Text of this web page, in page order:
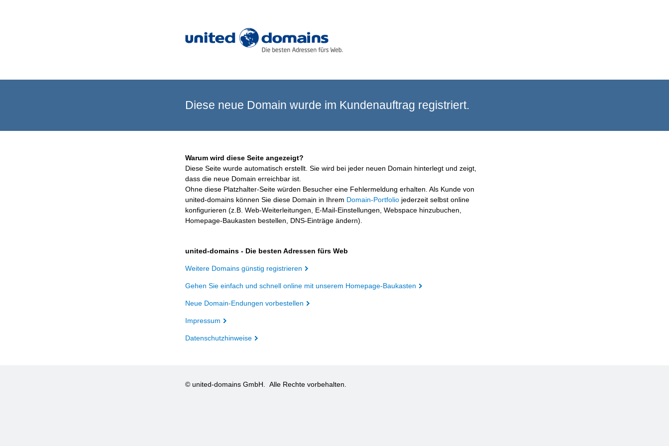
Diese neue Domain wurde im Kundenauftrag registriert.
Warum wird diese Seite angezeigt?
Diese Seite wurde automatisch erstellt. Sie wird bei jeder neuen Domain hinterlegt und zeigt,
dass die neue Domain erreichbar ist.
Ohne diese Platzhalter-Seite würden Besucher eine Fehlermeldung erhalten. Als Kunde von
united-domains können Sie diese Domain in Ihrem Domain-Portfolio jederzeit selbst online
konfigurieren (z.B. Web-Weiterleitungen, E-Mail-Einstellungen, Webspace hinzubuchen,
Homepage-Baukasten bestellen, DNS-Einträge ändern).
united-domains - Die besten Adressen fürs Web
Weitere Domains günstig registrieren
Gehen Sie einfach und schnell online mit unserem Homepage-Baukasten
Neue Domain-Endungen vorbestellen
Impressum
Datenschutzhinweise
© united-domains GmbH. Alle Rechte vorbehalten.